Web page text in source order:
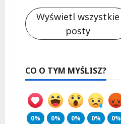
Wyświetl wszystkie
posty
CO O TYM MYŚLISZ?
0%
0%
0%
0%
0%